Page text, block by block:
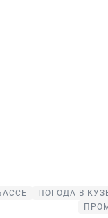
ПОГОДА В